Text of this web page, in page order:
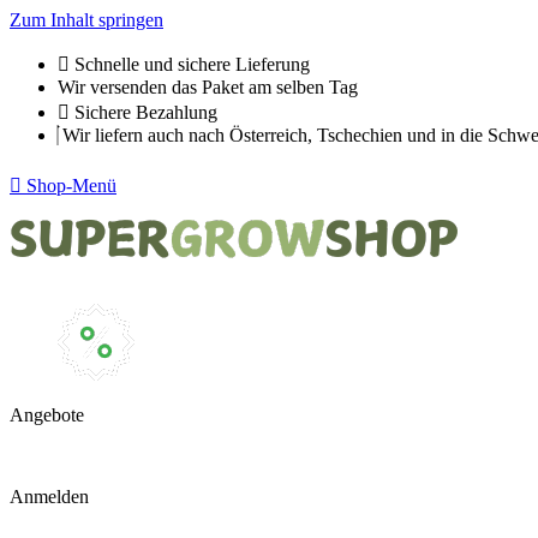
Zum Inhalt springen
Schnelle und sichere Lieferung
Wir versenden das Paket am selben Tag
Sichere Bezahlung
Wir liefern auch nach Österreich, Tschechien und in die
Shop-Menü
Angebote
Anmelden